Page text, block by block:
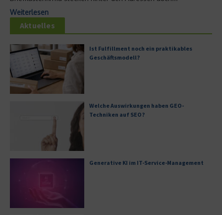
Weiterlesen
Aktuelles
Ist Fulfillment noch ein praktikables
Geschäftsmodell?
Welche Auswirkungen haben GEO-
Techniken auf SEO?
Generative KI im IT-Service-Management